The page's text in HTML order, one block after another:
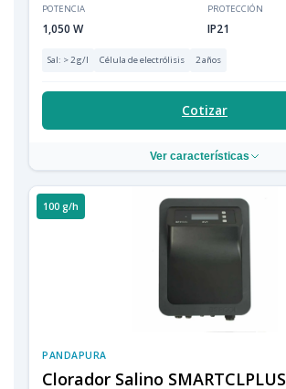
POTENCIA
1,050 W
PROTECCIÓN
IP21
Sal: > 2 g/l Célula de electrólisis 2 años
Cotizar
Ver características
100 g/h
PANDAPURA
Clorador Salino SMARTCLPLUS